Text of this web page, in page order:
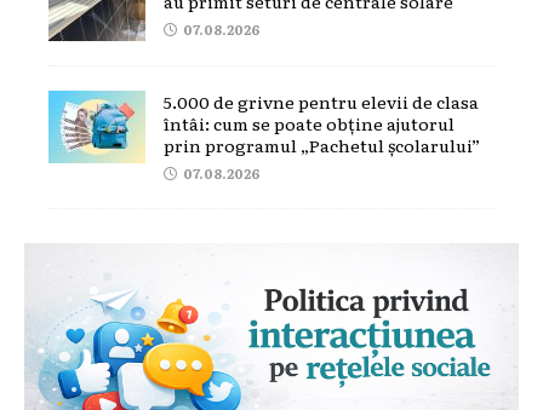
07.08.2026
5.000 de grivne pentru elevii de clasa
întâi: cum se poate obține ajutorul
prin programul „Pachetul școlarului”
07.08.2026